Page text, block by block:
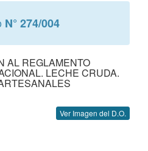
N° 274/004
AL REGLAMENTO
LECHE CRUDA.
Ver Imagen del D.O.